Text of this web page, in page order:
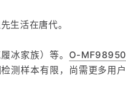
生活在唐代。
冰家族）等。 O-MF98950
测样本有限，尚需更多用户